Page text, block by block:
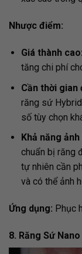
Nhược điểm:
Giá thành cao:
tăng chi phí
Cần thời gian
răng sứ
số tùy chọn
Khả năng
chuẩn bị răng
tự nhiên cần
và có thể ảnh
Ứng dụng: Phục
8. Răng Sứ Nano